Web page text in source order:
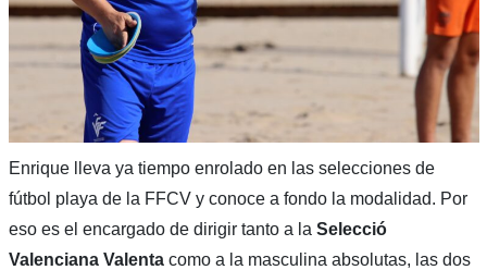
Enrique lleva ya tiempo enrolado en las selecciones de
fútbol playa de la FFCV y conoce a fondo la modalidad. Por
eso es el encargado de dirigir tanto a la Selecció
Valenciana Valenta como a la masculina absolutas, las dos